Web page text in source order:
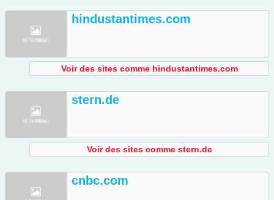
hindustantimes.com
Voir des sites comme hindustantimes.com
stern.de
Voir des sites comme stern.de
cnbc.com